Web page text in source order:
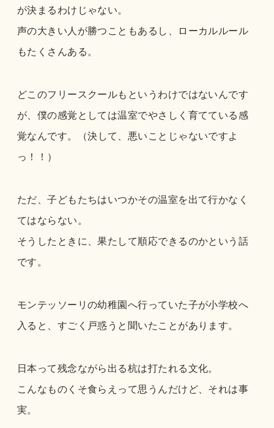
が決まるわけじゃない。
声の大きい人が勝つこともあるし、ローカルルール
もたくさんある。
どこのフリースクールもというわけではないんです
が、僕の感覚としては温室でやさしく育てている感
覚なんです。
（決して、悪いことじゃないですよ
っ！！）
ただ、子どもたちはいつかその温室を出て行かなく
てはならない。
そうしたときに、果たして順応できるのかという話
です。
モンテッソーリの幼稚園へ行っていた子が小学校へ
入ると、すごく戸惑うと聞いたことがあります。
日本って残念ながら出る杭は打たれる文化。
こんなものくそ食らえって思うんだけど、それは事
実。